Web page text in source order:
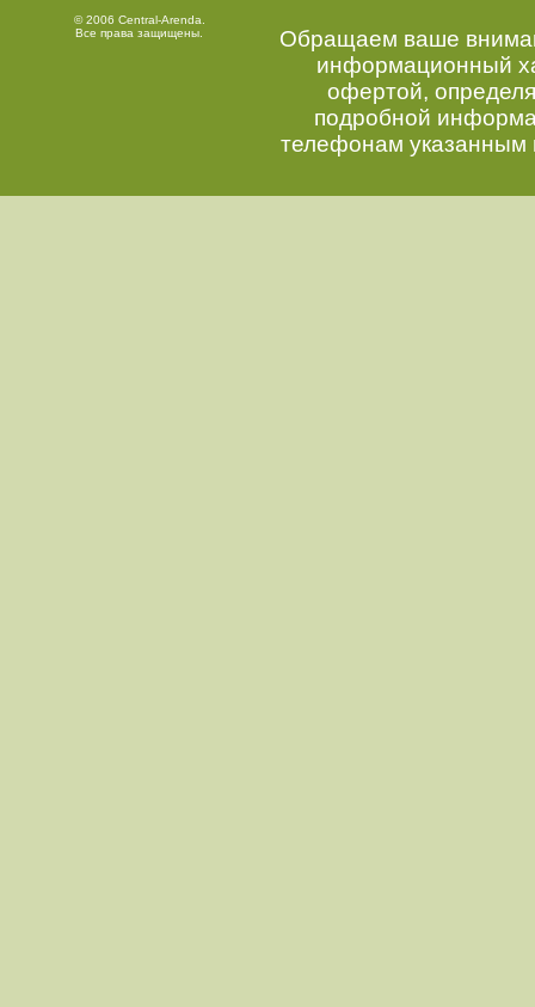
© 2006 Central-Arenda.
Все права защищены.
Обращаем ваше
информационный
офертой,
подробной
телефонам указанным